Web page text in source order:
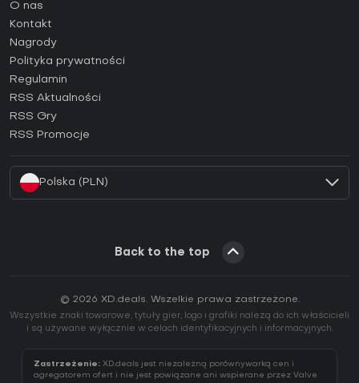
Poradniki
Jak aktywować klucz Steam (CD Key)?
Jak aktywować klucz Epic Games (CD Key)?
Jak aktywować klucz GOG (CD Key)?
Jak aktywować klucz Ubisoft Connect (CD Key)?
O nas
Kontakt
Nagrody
Polityka prywatności
Regulamin
RSS Aktualności
RSS Gry
RSS Promocje
Polska (PLN)
Back to the top
© 2026 XD.deals. Wszelkie prawa zastrzeżone.
Wszystkie znaki towarowe, tytuły gier, logo i grafiki należą do ich właścicieli
i są używane wyłącznie w celach identyfikacyjnych i informacyjnych.
Zastrzeżenie: XD.deals jest niezależną porównywarką cen i
agregatorem ofert i nie jest powiązane ani wspierane przez Valve